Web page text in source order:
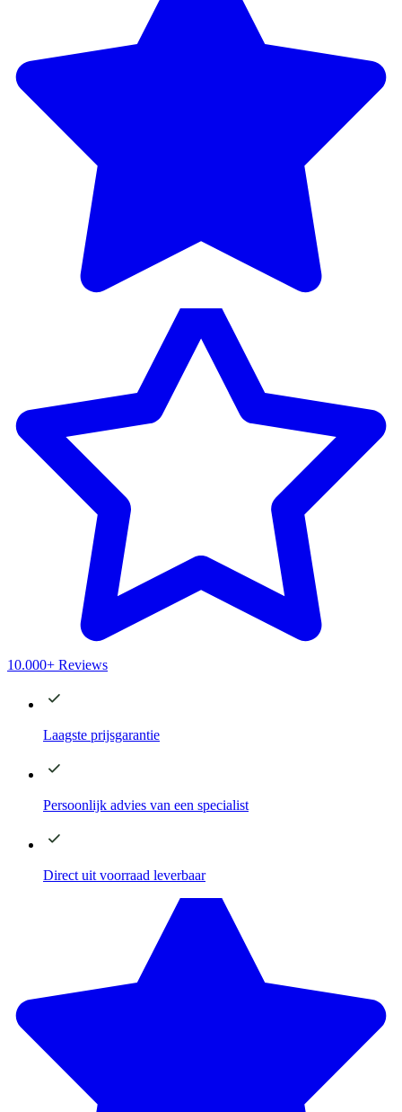
10.000+ Reviews
Laagste prijsgarantie
Persoonlijk advies van een specialist
Direct uit voorraad leverbaar